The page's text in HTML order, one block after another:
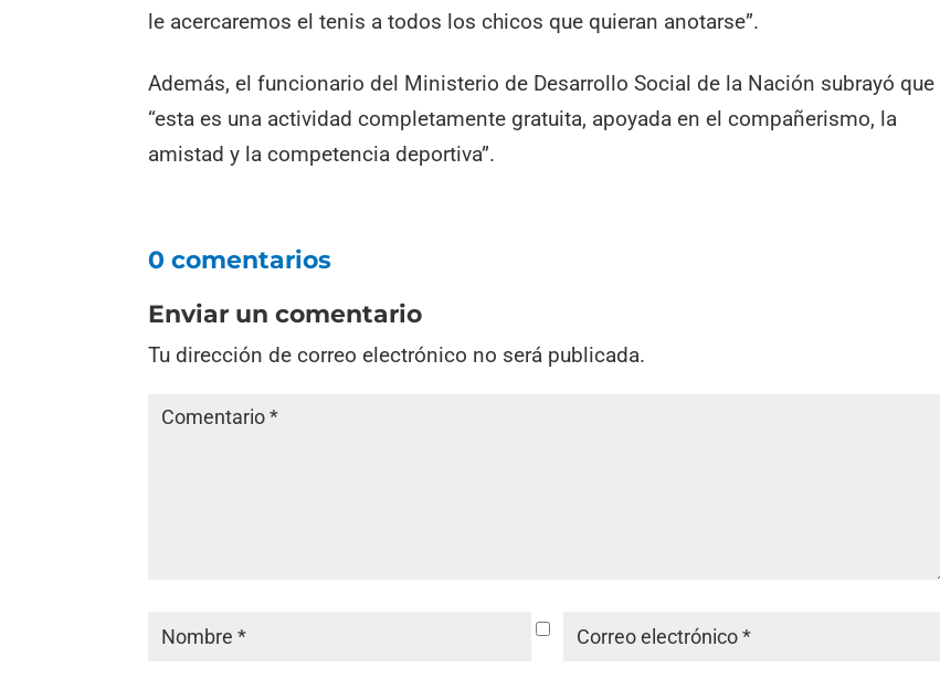
le acercaremos el tenis a todos los chicos que quieran anotarse”.
Además, el funcionario del Ministerio de Desarrollo Social de la Nación subrayó que
“esta es una actividad completamente gratuita, apoyada en el compañerismo, la
amistad y la competencia deportiva”.
0 comentarios
Enviar un comentario
Tu dirección de correo electrónico no será publicada.